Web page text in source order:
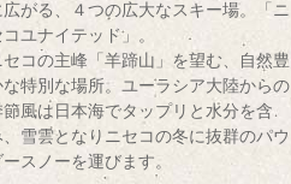
広がる、４つの広大なスキー場。「ニ
コユナイテッド」。
セコの主峰「羊蹄山」を望む、自然豊
な特別な場所。ユーラシア大陸からの
節風は日本海でタップリと水分を含
、雪雲となりニセコの冬に抜群のパウ
ースノーを運びます。